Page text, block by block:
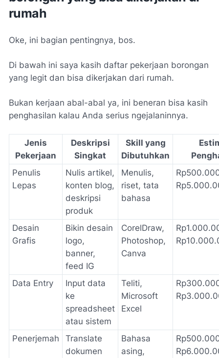
rumah
Oke, ini bagian pentingnya, bos.
Di bawah ini saya kasih daftar pekerjaan borongan
yang legit dan bisa dikerjakan dari rumah.
Bukan kerjaan abal-abal ya, ini beneran bisa kasih
penghasilan kalau Anda serius ngejalaninnya.
Jenis
Pekerjaan
Deskripsi
Singkat
Skill yang
Dibutuhkan
Penulis
Lepas
Nulis artikel,
konten blog,
deskripsi
produk
Menulis,
riset, tata
bahasa
Desain
Grafis
Bikin desain
logo,
banner,
feed IG
CorelDraw,
Photoshop,
Canva
Data Entry
Input data
ke
spreadsheet
atau sistem
Teliti,
Microsoft
Excel
Penerjemah
Translate
dokumen
Bahasa
asing,